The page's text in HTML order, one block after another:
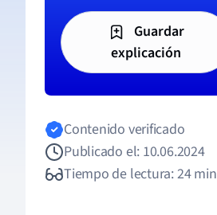
Guardar
explicación
Contenido verificado
Publicado el: 10.06.2024
Tiempo de lectura: 24 min